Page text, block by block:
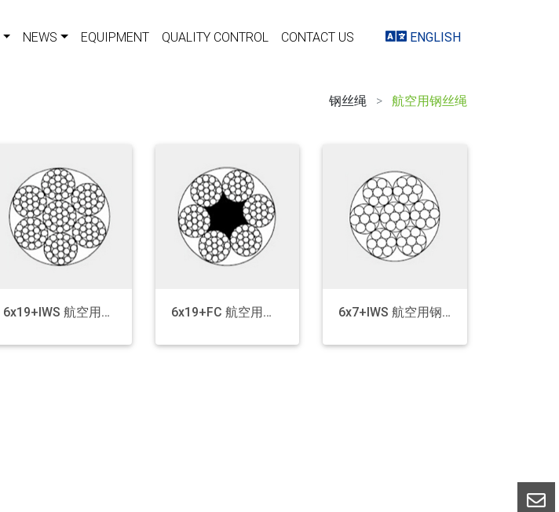
NEWS EQUIPMENT QUALITY CONTROL CONTACT US ENGLISH
钢丝绳 > 航空用钢丝绳
6x19+IWS 航空用钢丝绳 6x19+FC 航空用钢丝绳 6x7+IWS 航空用钢丝绳